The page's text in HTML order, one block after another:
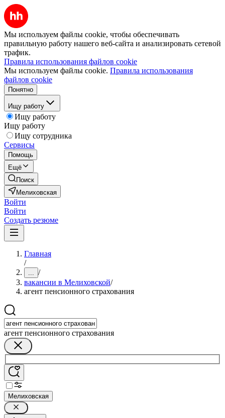
Мы используем файлы cookie, чтобы обеспечивать
правильную работу нашего веб-сайта и анализировать сетевой
трафик.
Правила использования файлов cookie
Мы используем файлы cookie. Правила использования
файлов cookie
Понятно
Ищу работу
Ищу работу
Ищу работу
Ищу сотрудника
Сервисы
Помощь
Ещё
Поиск
Мелиховская
Войти
Войти
Создать резюме
Главная
/
... /
вакансии в Мелиховской/
агент пенсионного страхования
агент пенсионного страхования
Мелиховская